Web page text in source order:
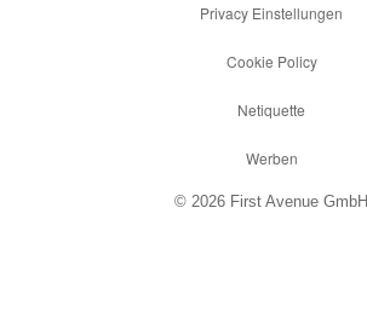
Privacy Einstellungen
Cookie Policy
Netiquette
Werben
© 2026 First Avenue GmbH